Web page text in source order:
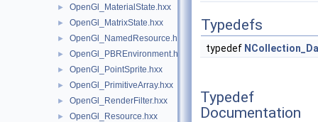
► OpenGl_MaterialState.hxx
► OpenGl_MatrixState.hxx
► OpenGl_NamedResource.hxx
► OpenGl_PBREnvironment.hxx
► OpenGl_PointSprite.hxx
► OpenGl_PrimitiveArray.hxx
► OpenGl_RenderFilter.hxx
► OpenGl_Resource.hxx
Typedefs
typedef
Typedef
Documentation